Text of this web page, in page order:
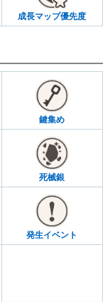
成長マップ優先度
鍵集め
死械銀
発生イベント